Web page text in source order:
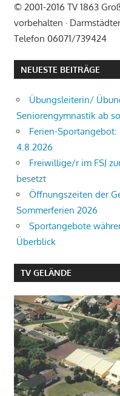
© 2001-2016 TV 1863
vorbehalten ·
Telefon 06071/739424
NEUESTE BEITRÄGE
Übungsleiterin/
Seniorengymnastik ab
Ferien-
4.8.2026
Freiwillige/r im FSJ
besetzt
Öffnungszeiten der
Sommerferien 2026
Sportangebote
Überblick
TV GELÄNDE